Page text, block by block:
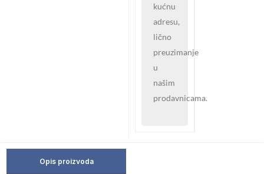
kućnu
adresu,
lično
preuzimanje
u
našim
prodavnicama.
Opis proizvoda